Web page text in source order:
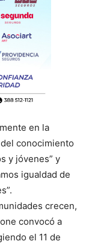
en la
conocimiento
y jóvenes” y
igualdad de
crecen,
convocó a
el 11 de